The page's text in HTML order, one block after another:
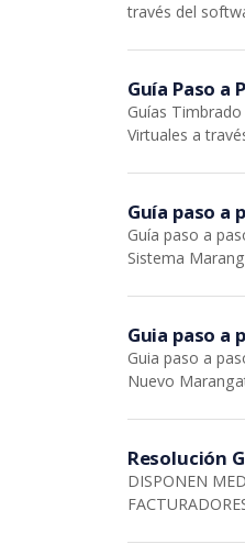
través del
Guía Paso a
Guías
Virtuales a
Guía paso a
Guía paso a
Sistema
Guia paso a
Guia paso a
Nuevo
Resolución
DISPONEN